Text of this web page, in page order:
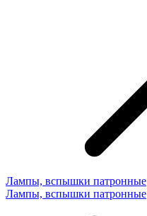
Лампы, вспышки патронные
Лампы, вспышки патронные